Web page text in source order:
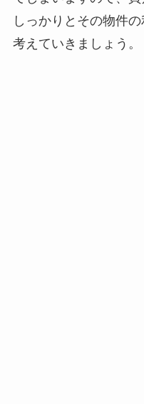
しっかりとその物件
考えていきましょう。